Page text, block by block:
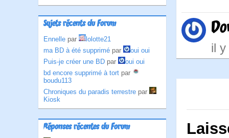
Sujets récents du Forum
Ennelle par
lolotte21
ma BD à été supprimé par
oui oui
Puis-je créer une BD par
oui oui
bd encore supprimé à tort par
boudu113
Chroniques du paradis terrestre par
Kiosk
Réponses récentes du Forum
il